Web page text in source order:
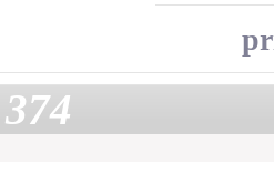
374